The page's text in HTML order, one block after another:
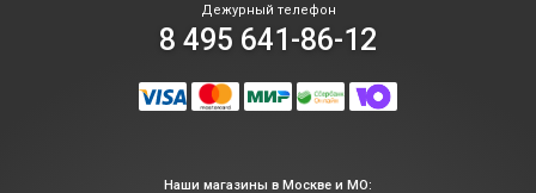
Дежурный телефон
8 495 641-86-12
Наши магазины в Москве и МО: